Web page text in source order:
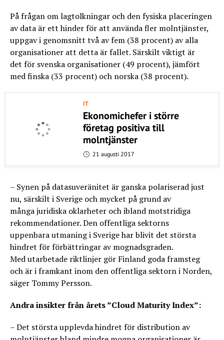
På frågan om lagtolkningar och den fysiska placeringen
av data är ett hinder för att använda fler molntjänster,
uppgav i genomsnitt två av fem (38 procent) av alla
organisationer att detta är fallet. Särskilt viktigt är
det för svenska organisationer (49 procent), jämfört
med finska (33 procent) och norska (38 procent).
IT
Ekonomichefer i större
företag positiva till
molntjänster
21 augusti 2017
– Synen på datasuveränitet är ganska polariserad just
nu, särskilt i Sverige och mycket på grund av
många juridiska oklarheter och ibland motstridiga
rekommendationer. Den offentliga sektorns
uppenbara utmaning i Sverige har blivit det största
hindret för förbättringar av mognadsgraden.
Med utarbetade riktlinjer gör Finland goda framsteg
och är i framkant inom den offentliga sektorn i Norden,
säger Tommy Persson.
Andra insikter från årets ”Cloud Maturity Index”:
– Det största upplevda hindret för distribution av